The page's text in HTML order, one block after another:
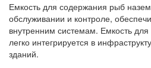
Емкость для содержания рыб
обслуживании и контроле,
внутренним системам. Емкость
легко интегрируется в
зданий.